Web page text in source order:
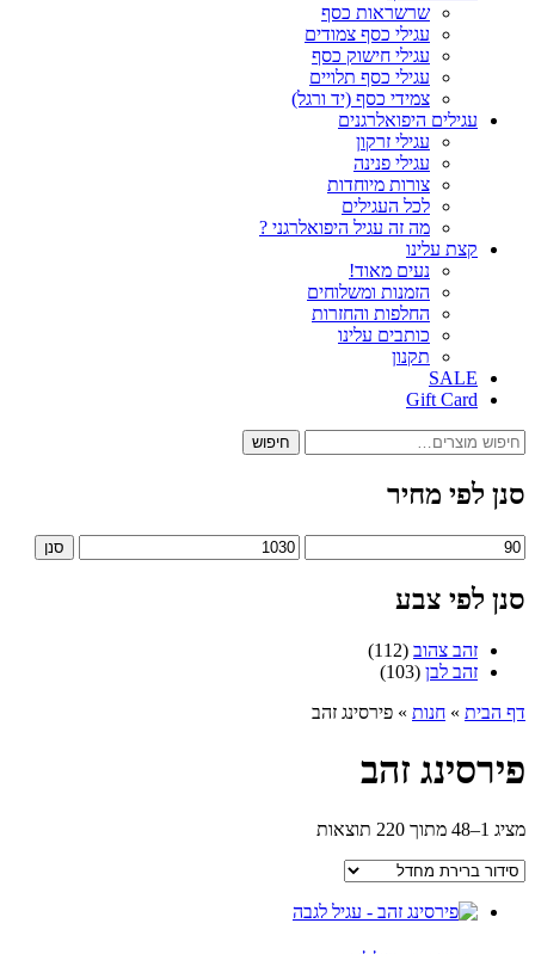
שרשראות כסף
עגילי כסף צמודים
עגילי חישוק כסף
עגילי כסף תלויים
צמידי כסף (יד ורגל)
עגילים היפואלרגנים
עגילי זרקון
עגילי פנינה
צורות מיוחדות
לכל העגילים
מה זה עגיל היפואלרגני ?
קצת עלינו
נעים מאוד!
הזמנות ומשלוחים
החלפות והחזרות
כותבים עלינו
תקנון
SALE
Gift Card
חיפוש
עבור:
חיפוש
סנן לפי מחיר
מחיר
מינימלי
מחיר
מקסימלי
סנן
סנן לפי צבע
זהב צהוב (112)
זהב לבן (103)
דף הבית » חנות » פירסינג זהב
פירסינג זהב
מציג 1–48 מתוך 220 תוצאות